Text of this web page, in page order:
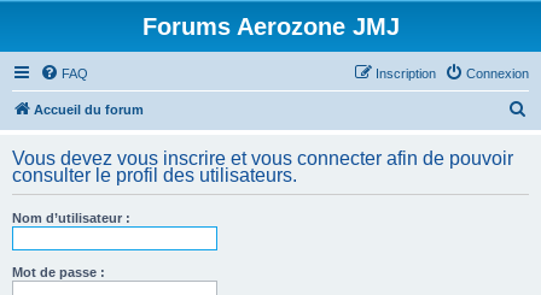
Forums Aerozone JMJ
FAQ Connexion
Inscription
Accueil du forum
h
Vous devez vous inscrire et vous connecter afin de pouvoir
consulter le profil des utilisateurs.
Nom d’utilisateur :
Mot de passe :